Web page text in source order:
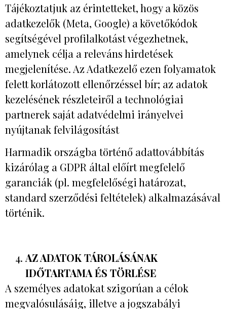
Tájékoztatjuk az érintetteket, hogy a közös
adatkezelők (Meta, Google) a követőkódok
segítségével profilalkotást végezhetnek,
amelynek célja a releváns hirdetések
megjelenítése. Az Adatkezelő ezen folyamatok
felett korlátozott ellenőrzéssel bír; az adatok
kezelésének részleteiről a technológiai
partnerek saját adatvédelmi irányelvei
nyújtanak felvilágosítást
Harmadik országba történő adattovábbítás
kizárólag a GDPR által előírt megfelelő
garanciák (pl. megfelelőségi határozat,
standard szerződési feltételek) alkalmazásával
történik.
AZ ADATOK TÁROLÁSÁNAK
IDŐTARTAMA ÉS TÖRLÉSE
A személyes adatokat szigorúan a célok
megvalósulásáig, illetve a jogszabályi